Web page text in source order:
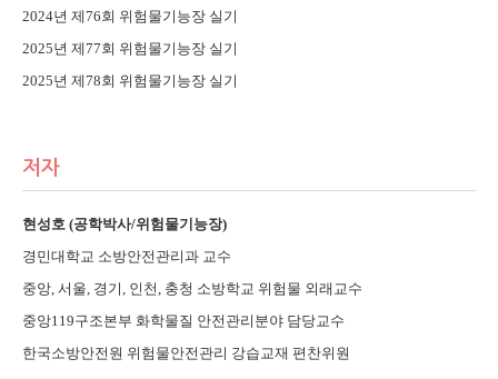
2024년 제76회 위험물기능장 실기
2025년 제77회 위험물기능장 실기
2025년 제78회 위험물기능장 실기
저자
현성호 (공학박사/위험물기능장)
경민대학교 소방안전관리과 교수
중앙, 서울, 경기, 인천, 충청 소방학교 위험물 외래교수
중앙119구조본부 화학물질 안전관리분야 담당교수
한국소방안전원 위험물안전관리 강습교재 편찬위원